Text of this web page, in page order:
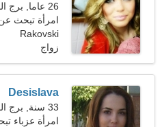
26 عاما, برج الحوت
امرأة تبحث
Rakovski
زواج
Desislava
33 سنة, برج الحمل
امرأة عزباء